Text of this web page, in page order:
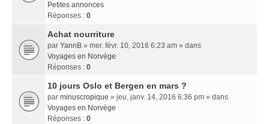
Petites annonces
Réponses : 0
Achat nourriture
par YannB » mer. févr. 10, 2016 6:23 am » dans
Voyages en Norvège
Réponses : 0
10 jours Oslo et Bergen en mars ?
par minuscropique » jeu. janv. 14, 2016 6:36 pm » dans
Voyages en Norvège
Réponses : 0